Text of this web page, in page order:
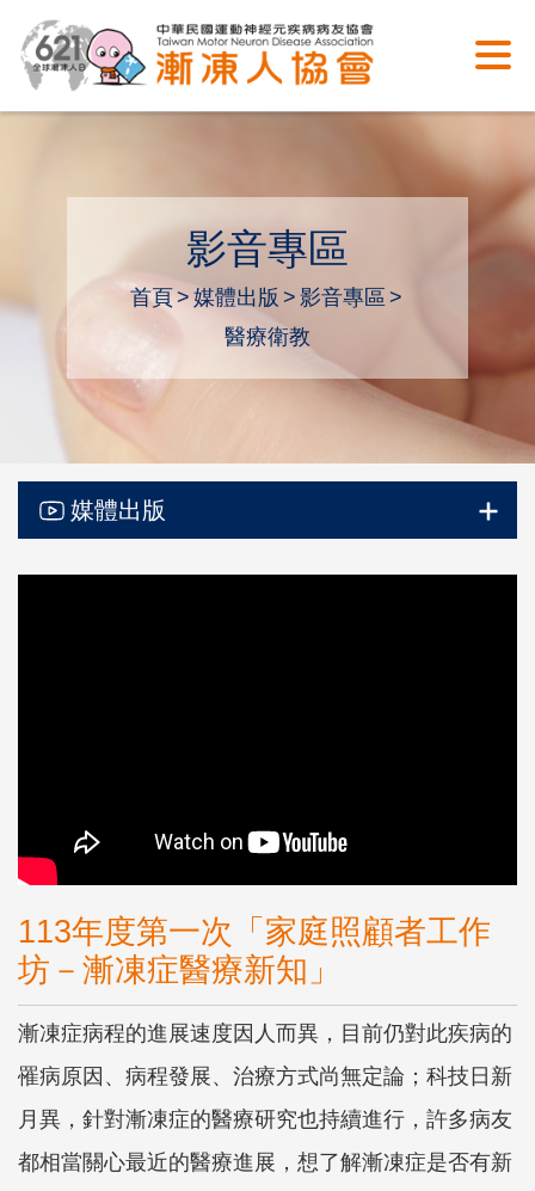
影音專區
首頁 媒體出版
影音專區
醫療衛教
媒體出版
113年度第一次「家庭照顧者工作
坊－漸凍症醫療新知」
漸凍症病程的進展速度因人而異，目前仍對此疾病的
罹病原因、病程發展、治療方式尚無定論；科技日新
月異，針對漸凍症的醫療研究也持續進行，許多病友
都相當關心最近的醫療進展，想了解漸凍症是否有新